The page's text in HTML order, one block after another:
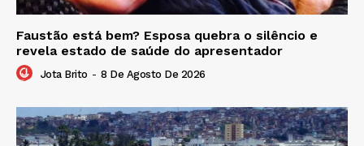
Faustão está bem? Esposa quebra o silêncio e
revela estado de saúde do apresentador
Jota Brito - 8 De Agosto De 2026